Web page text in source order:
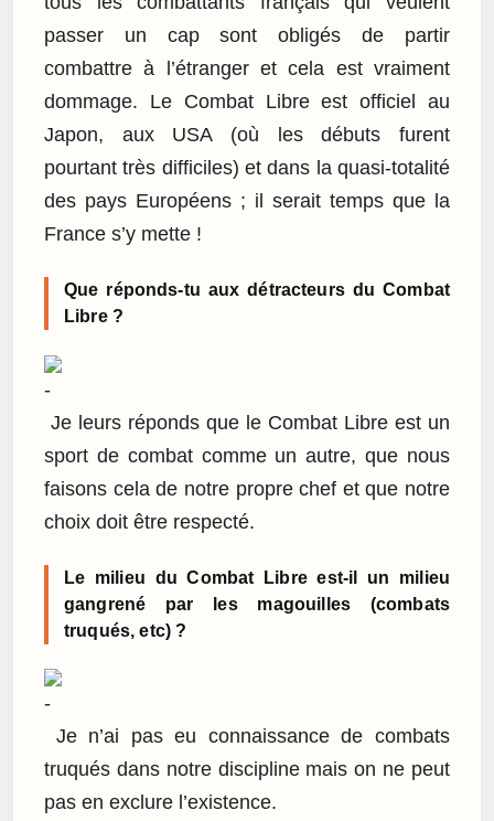
passer un cap sont obligés de partir
combattre à l’étranger et cela est vraiment
dommage. Le Combat Libre est officiel au
Japon, aux USA (où les débuts furent
pourtant très difficiles) et dans la quasi-totalité
des pays Européens ; il serait temps que la
France s’y mette !
Que réponds-tu aux détracteurs du Combat
Libre ?
Je leurs réponds que le Combat Libre est un
sport de combat comme un autre, que nous
faisons cela de notre propre chef et que notre
choix doit être respecté.
Le milieu du Combat Libre est-il un milieu
gangrené par les magouilles (combats
truqués, etc) ?
Je n’ai pas eu connaissance de combats
truqués dans notre discipline mais on ne peut
pas en exclure l’existence.